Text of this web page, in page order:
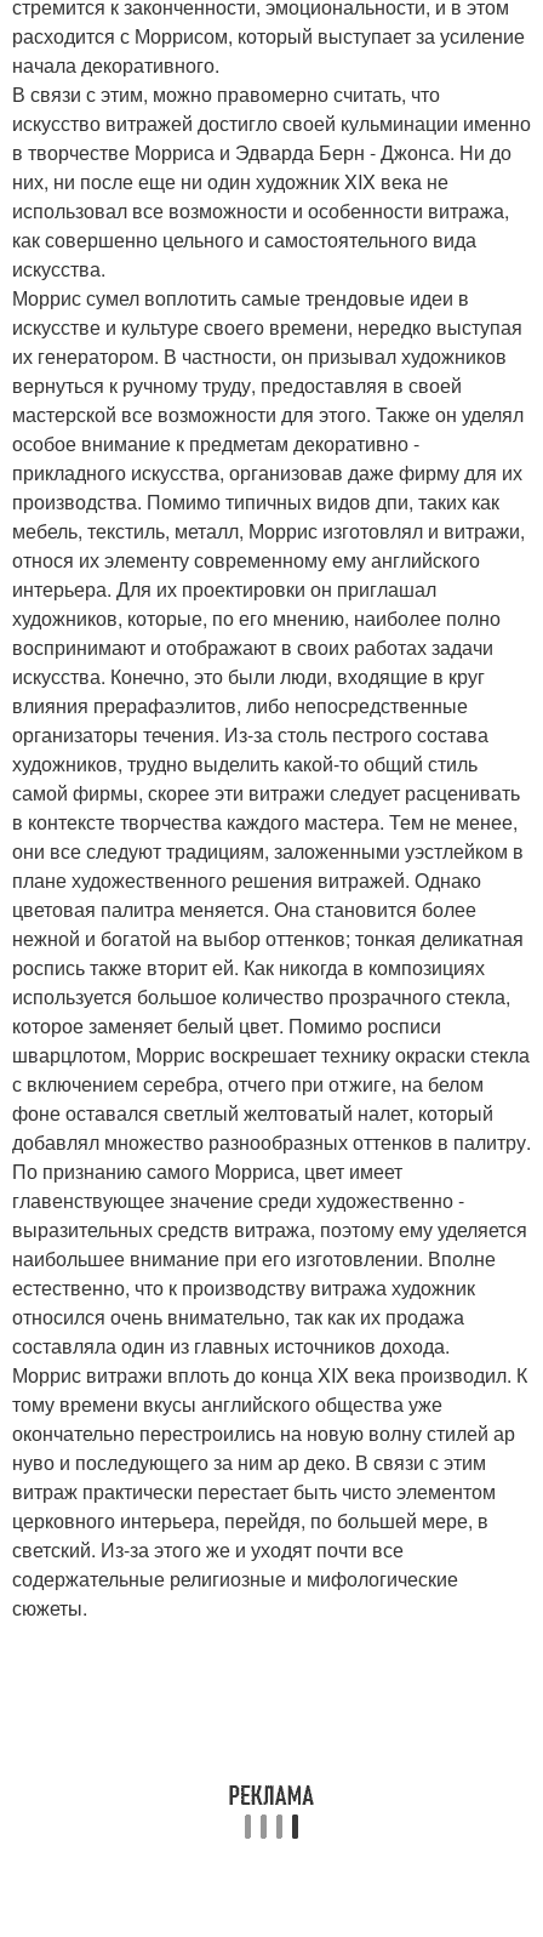
стремится к законченности, эмоциональности, и в этом
расходится с Моррисом, который выступает за усиление
начала декоративного.
В связи с этим, можно правомерно считать, что
искусство витражей достигло своей кульминации именно
в творчестве Морриса и Эдварда Берн - Джонса. Ни до
них, ни после еще ни один художник XIX века не
использовал все возможности и особенности витража,
как совершенно цельного и самостоятельного вида
искусства.
Моррис сумел воплотить самые трендовые идеи в
искусстве и культуре своего времени, нередко выступая
их генератором. В частности, он призывал художников
вернуться к ручному труду, предоставляя в своей
мастерской все возможности для этого. Также он уделял
особое внимание к предметам декоративно -
прикладного искусства, организовав даже фирму для их
производства. Помимо типичных видов дпи, таких как
мебель, текстиль, металл, Моррис изготовлял и витражи,
относя их элементу современному ему английского
интерьера. Для их проектировки он приглашал
художников, которые, по его мнению, наиболее полно
воспринимают и отображают в своих работах задачи
искусства. Конечно, это были люди, входящие в круг
влияния прерафаэлитов, либо непосредственные
организаторы течения. Из-за столь пестрого состава
художников, трудно выделить какой-то общий стиль
самой фирмы, скорее эти витражи следует расценивать
в контексте творчества каждого мастера. Тем не менее,
они все следуют традициям, заложенными уэстлейком в
плане художественного решения витражей. Однако
цветовая палитра меняется. Она становится более
нежной и богатой на выбор оттенков; тонкая деликатная
роспись также вторит ей. Как никогда в композициях
используется большое количество прозрачного стекла,
которое заменяет белый цвет. Помимо росписи
шварцлотом, Моррис воскрешает технику окраски стекла
с включением серебра, отчего при отжиге, на белом
фоне оставался светлый желтоватый налет, который
добавлял множество разнообразных оттенков в палитру.
По признанию самого Морриса, цвет имеет
главенствующее значение среди художественно -
выразительных средств витража, поэтому ему уделяется
наибольшее внимание при его изготовлении. Вполне
естественно, что к производству витража художник
относился очень внимательно, так как их продажа
составляла один из главных источников дохода.
Моррис витражи вплоть до конца XIX века производил. К
тому времени вкусы английского общества уже
окончательно перестроились на новую волну стилей ар
нуво и последующего за ним ар деко. В связи с этим
витраж практически перестает быть чисто элементом
церковного интерьера, перейдя, по большей мере, в
светский. Из-за этого же и уходят почти все
содержательные религиозные и мифологические
сюжеты.